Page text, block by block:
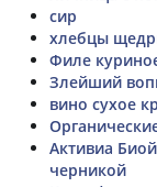
сир
хлебцы
Филе
Злейший
вино сухое
Активиа
черникой